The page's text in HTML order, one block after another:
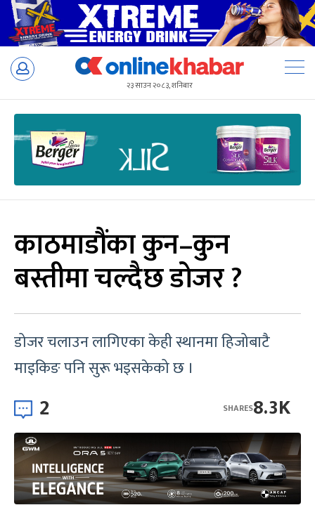
Skip
२३ साउन २०८३, शनिबार
काठमाडौंका कुन–कुन
बस्तीमा चल्दैछ डोजर ?
डोजर चलाउन लागिएका केही स्थानमा हिजोबाटै
माइकिङ पनि सुरू भइसकेको छ ।
2 8.3K
SHARES